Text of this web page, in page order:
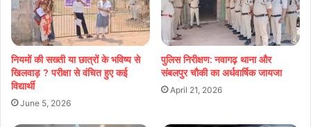
नियमों की सख्ती या छात्रों के भविष्य से
खिलवाड़ ? परीक्षा से वंचित हुए कई
विद्यार्थी
June 5, 2026
पुलिस निरीक्षण: नवागढ़ थाना और
संबलपुर चौकी का अर्धवार्षिक जायजा
April 21, 2026